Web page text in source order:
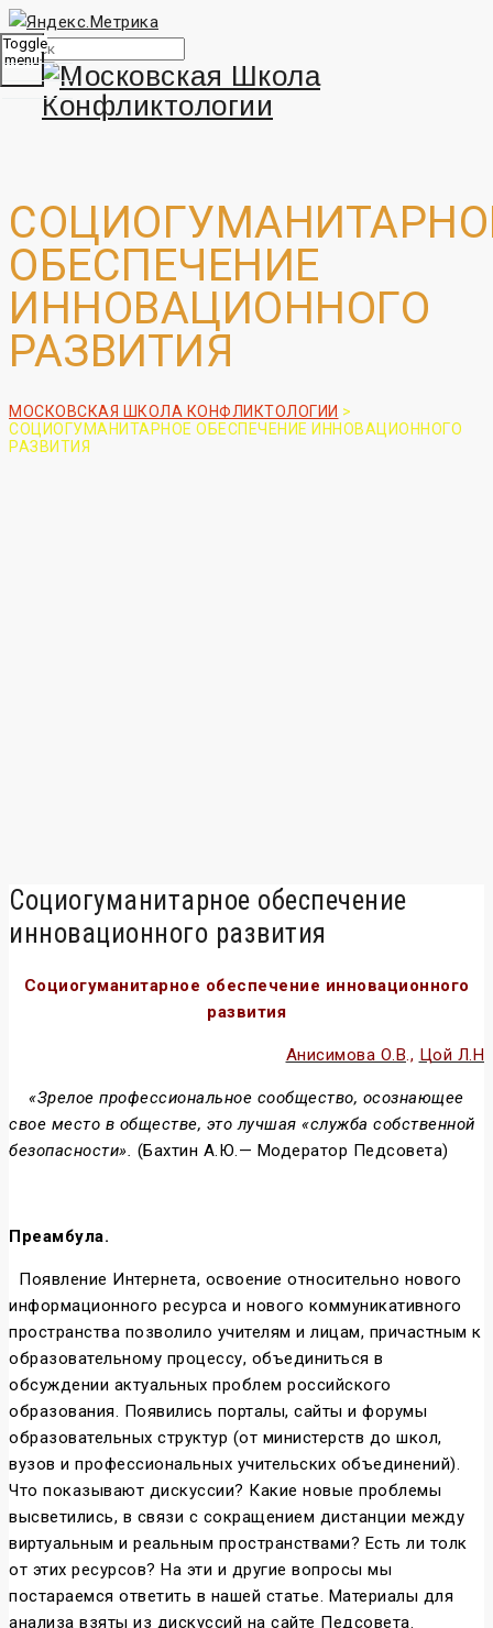
Toggle
menu
ОБЕСПЕЧЕНИЕ
ИННОВАЦИОННОГО
РАЗВИТИЯ
МОСКОВСКАЯ ШКОЛА КОНФЛИКТОЛОГИИ >
СОЦИОГУМАНИТАРНОЕ ОБЕСПЕЧЕНИЕ ИННОВАЦИОННОГО
РАЗВИТИЯ
Социогуманитарное обеспечение
инновационного развития
Социогуманитарное обеспечение инновационного
развития
Анисимова О.В., Цой Л.Н
«Зрелое профессиональное сообщество, осознающее
свое место в обществе, это лучшая «служба собственной
безопасности». (Бахтин А.Ю.— Модератор Педсовета)
Преамбула.
Появление Интернета, освоение относительно нового
информационного ресурса и нового коммуникативного
пространства позволило учителям и лицам, причастным к
образовательному процессу, объединиться в
обсуждении актуальных проблем российского
образования. Появились порталы, сайты и форумы
образовательных структур (от министерств до школ,
вузов и профессиональных учительских объединений).
Что показывают дискуссии? Какие новые проблемы
высветились, в связи с сокращением дистанции между
виртуальным и реальным пространствами? Есть ли толк
от этих ресурсов? На эти и другие вопросы мы
постараемся ответить в нашей статье. Материалы для
анализа взяты из дискуссий на сайте Педсовета.